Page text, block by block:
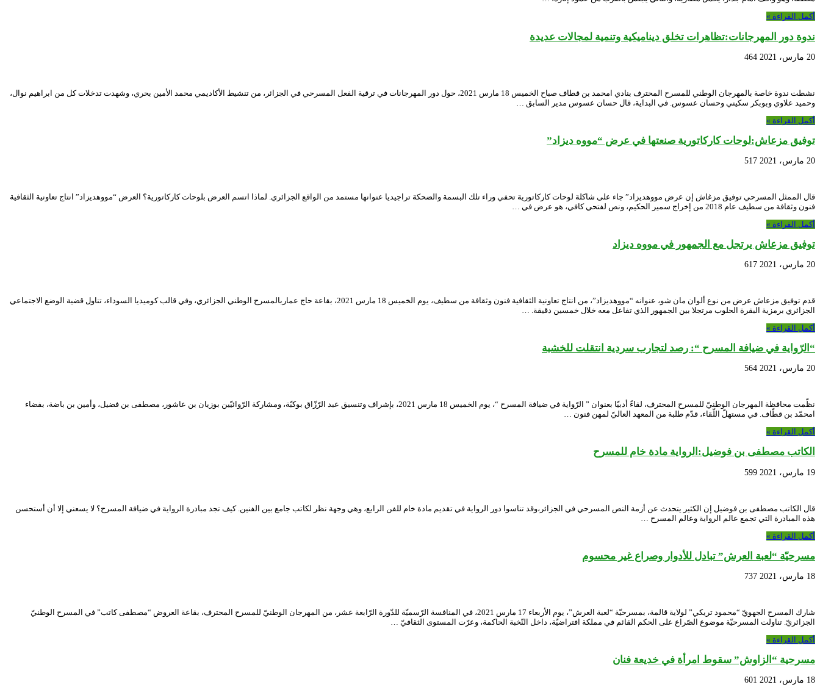
أكمل القراءة »
ندوة دور المهرجانات:تظاهرات تخلق ديناميكية وتنمية لمجالات عديدة
20 مارس، 2021 464
نشطت ندوة خاصة بالمهرجان الوطني للمسرح المحترف بنادي امحمد بن قطاف صباح الخميس 18 مارس 2021، حول دور المهرجانات في ترقية الفعل المسرحي في الجزائر، من تنشيط الأكاديمي محمد الأمين بحري، وشهدت تدخلات كل من ابراهيم نوال،
وحميد علاوي وبوبكر سكيني وحسان عسوس. في البداية، قال حسان عسوس مدير السابق …
أكمل القراءة »
توفيق مزعاش:لوحات كاركاتورية صنعتها في عرض “مووه ديزاد”
20 مارس، 2021 517
قال الممثل المسرحي توفيق مزغاش إن عرض مووهديزاد” جاء على شاكلة لوحات كاركاتورية تحفي وراء تلك البسمة والضحكة تراجيديا عنوانها مستمد من الواقع الجزائري. لماذا اتسم العرض بلوحات كاركاتورية؟ العرض “مووهديزاد” انتاج تعاونية الثقافية
فنون وثقافة من سطيف عام 2018 من إخراج سمير الحكيم، ونص لفتحي كافي، هو عرض في …
أكمل القراءة »
توفيق مزعاش يرتجل مع الجمهور في مووه ديزاد
20 مارس، 2021 617
قدم توفيق مزعاش عرض من نوع ألوان مان شو، عنوانه “مووهديزاد”، من انتاج تعاونية الثقافية فنون وثقافة من سطيف، يوم الخميس 18 مارس 2021، بقاعة حاج عماربالمسرح الوطني الجزائري، وفي قالب كوميديا السوداء، تناول قضية الوضع الاجتماعي
الجزائري برمزية البقرة الحلوب مرتجلا بين الجمهور الذي تفاعل معه خلال خمسين دقيقة. …
أكمل القراءة »
“الرّواية في ضيافة المسرح “: رصد لتجارب سردية انتقلت للخشبة
20 مارس، 2021 564
نظّمت محافظة المهرجان الوطنيّ للمسرح المحترف، لقاءً أدبيّا بعنوان ” الرّواية في ضيافة المسرح “، يوم الخميس 18 مارس 2021، بإشراف وتنسيق عبد الرّزّاق بوكبّة، ومشاركة الرّوائيّين بوزيان بن عاشور، مصطفى بن فضيل، وأمين بن باضة، بفضاء
امحمّد بن قطّاف. في مستهلّ اللّقاء، قدّم طلبة من المعهد العاليّ لمهن فنون …
أكمل القراءة »
الكاتب مصطفى بن فوضيل:الرواية مادة خام للمسرح
19 مارس، 2021 599
قال الكاتب مصطفى بن فوضيل إن الكثير يتحدث عن أزمة النص المسرحي في الجزائر،وقد تناسوا دور الرواية في تقديم مادة خام للفن الرابع، وهي وجهة نظر لكاتب جامع بين الفنين. كيف تجد مبادرة الرواية في ضيافة المسرح؟ لا يسعني إلا أن أستحسن
هذه المبادرة التي تجمع عالم الرواية وعالم المسرح …
أكمل القراءة »
مسرحيّة “لعبة العرش” تبادل للأدوار وصراع غير محسوم
18 مارس، 2021 737
شارك المسرح الجهويّ “محمود تريكي” لولاية قالمة، بمسرحيّة “لعبة العرش”، يوم الأربعاء 17 مارس 2021، في المنافسة الرّسميّة للدّورة الرّابعة عشر، من المهرجان الوطنيّ للمسرح المحترف، بقاعة العروض “مصطفى كاتب” في المسرح الوطنيّ
الجزائريّ. تناولت المسرحيّة موضوع الصّراع على الحكم القائم في مملكة افتراضيّة، داخل النّخبة الحاكمة، وعرّت المستوى الثقافيّ …
أكمل القراءة »
مسرحية “الزاوش” سقوط امرأة في خديعة فنان
18 مارس، 2021 601